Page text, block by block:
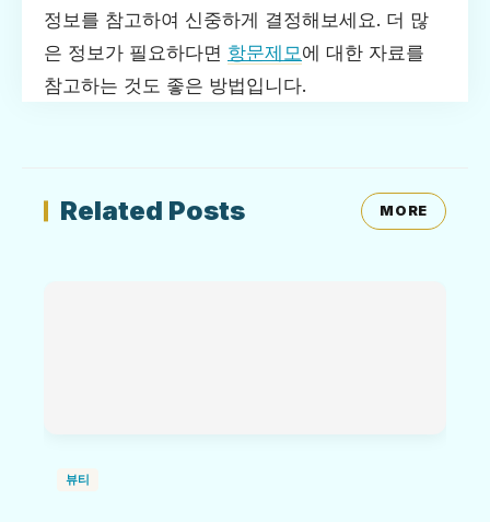
정보를 참고하여 신중하게 결정해보세요. 더 많
은 정보가 필요하다면 항문제모에 대한 자료를
참고하는 것도 좋은 방법입니다.
Related Posts MORE
뷰티